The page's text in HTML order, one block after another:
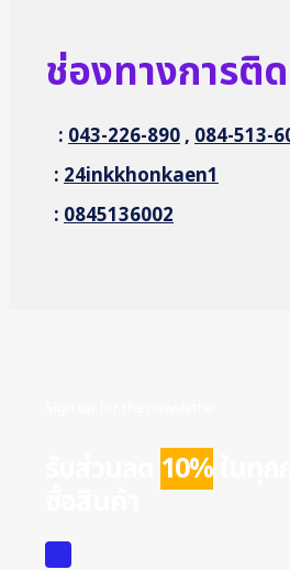
ช่องทางการติ
:043-226-890,084-513-
:24inkkhonkaen1
:0845136002
10%